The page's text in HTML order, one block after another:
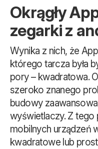
Okrągły
zegarki z
Wynika z nich, że
którego tarcza była
pory – kwadratowa.
szeroko znanego
budowy
wyświetlaczy. Z
mobilnych urządzeń
kwadratowe lub